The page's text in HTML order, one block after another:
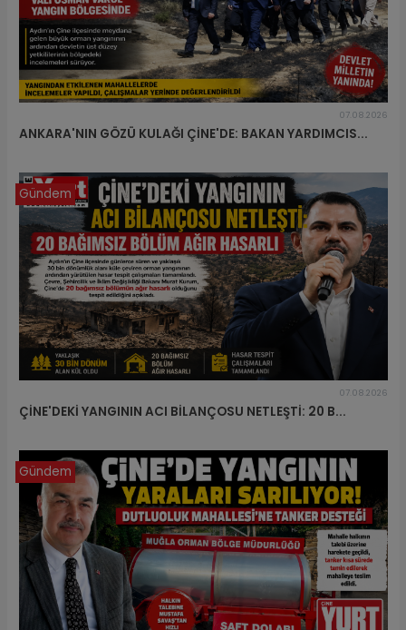
07.08.2026
ANKARA'NIN GÖZÜ KULAĞI ÇİNE'DE: BAKAN YARDIMCIS...
07.08.2026
ÇİNE'DEKİ YANGININ ACI BİLANÇOSU NETLEŞTİ: 20 B...
Gündem
Gündem